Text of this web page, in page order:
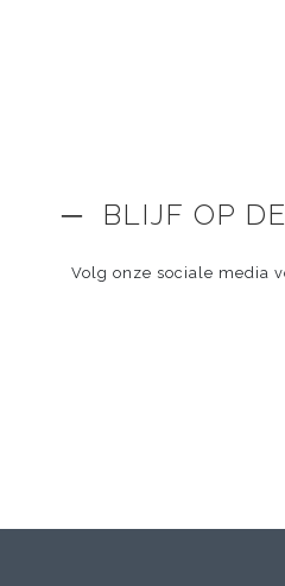
─ BLIJF OP
Volg onze sociale media